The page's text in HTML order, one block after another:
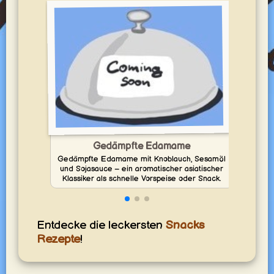
Gedämpfte Edamame
Gedämpfte Edamame mit Knoblauch, Sesamöl
und Sojasauce – ein aromatischer asiatischer
Klassiker als schnelle Vorspeise oder Snack.
Entdecke die leckersten Snacks
Rezepte!